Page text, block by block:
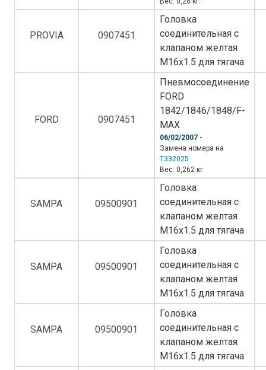
PROVIA 0907451
Головка
соединительная с
клапаном желтая
M16x1.5 для тягача
FORD 0907451
Пневмосоединение
FORD
1842/1846/1848/F-
MAX
06/02/2007 -
Замена номера на
T332025
Вес: 0,262 кг.
SAMPA 09500901
Головка
соединительная с
клапаном желтая
M16x1.5 для тягача
SAMPA 09500901
Головка
соединительная с
клапаном желтая
M16x1.5 для тягача
SAMPA 09500901
Головка
соединительная с
клапаном желтая
M16x1.5 для тягача